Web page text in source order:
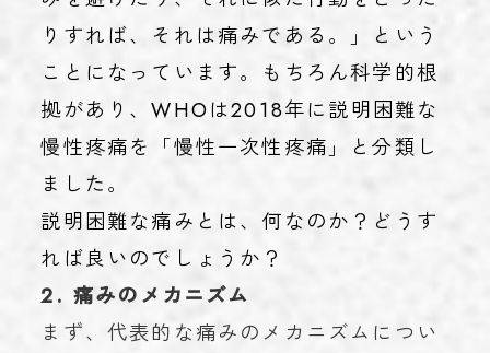
りすれば、それは痛みである。」という
ことになっています。もちろん科学的根
拠があり、WHOは2018年に説明困難な
慢性疼痛を「慢性一次性疼痛」と分類し
ました。
説明困難な痛みとは、何なのか？どうす
れば良いのでしょうか？
2. 痛みのメカニズム
まず、代表的な痛みのメカニズムについ